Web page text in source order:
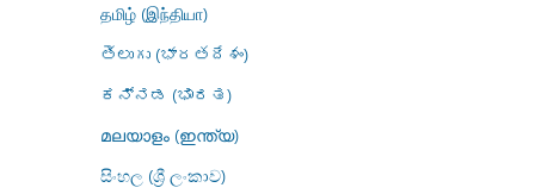
தமிழ் (இந்தியா)
తెలుగు (భారతదేశం)
ಕನ್ನಡ (ಭಾರತ)
മലയാളം (ഇന്ത്യ)
සිංහල (ශ්‍රී ලංකාව)